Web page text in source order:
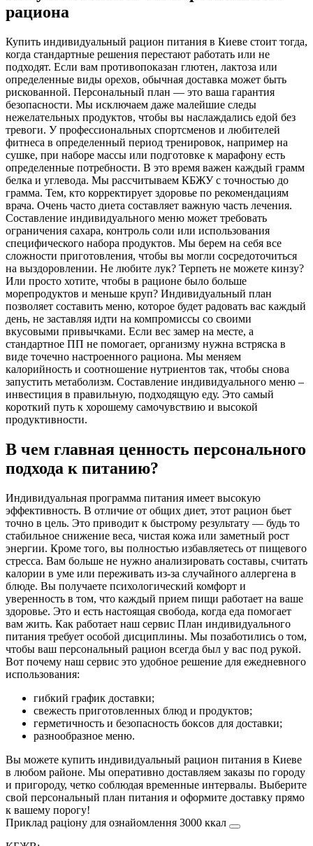
рациона
Купить индивидуальный рацион питания в Киеве стоит тогда,
когда стандартные решения перестают работать или не
подходят. Если вам противопоказан глютен, лактоза или
определенные виды орехов, обычная доставка может быть
рискованной. Персональный план — это ваша гарантия
безопасности. Мы исключаем даже малейшие следы
нежелательных продуктов, чтобы вы наслаждались едой без
тревоги. У профессиональных спортсменов и любителей
фитнеса в определенный период тренировок, например на
сушке, при наборе массы или подготовке к марафону есть
определенные потребности. В это время важен каждый грамм
белка и углевода. Мы рассчитываем КБЖУ с точностью до
грамма. Тем, кто корректирует здоровье по рекомендациям
врача. Очень часто диета составляет важную часть лечения.
Составление индивидуального меню может требовать
ограничения сахара, контроль соли или использования
специфического набора продуктов. Мы берем на себя все
сложности приготовления, чтобы вы могли сосредоточиться
на выздоровлении. Не любите лук? Терпеть не можете кинзу?
Или просто хотите, чтобы в рационе было больше
морепродуктов и меньше круп? Индивидуальный план
позволяет составить меню, которое будет радовать вас каждый
день, не заставляя идти на компромиссы со своими
вкусовыми привычками. Если вес замер на месте, а
стандартное ПП не помогает, организму нужна встряска в
виде точечно настроенного рациона. Мы меняем
калорийность и соотношение нутриентов так, чтобы снова
запустить метаболизм. Составление индивидуального меню –
инвестиция в правильную, подходящую еду. Это самый
короткий путь к хорошему самочувствию и высокой
продуктивности.
В чем главная ценность персонального
подхода к питанию?
Индивидуальная программа питания имеет высокую
эффективность. В отличие от общих диет, этот рацион бьет
точно в цель. Это приводит к быстрому результату — будь то
стабильное снижение веса, чистая кожа или заметный рост
энергии. Кроме того, вы полностью избавляетесь от пищевого
стресса. Вам больше не нужно анализировать составы, считать
калории в уме или переживать из-за случайного аллергена в
блюде. Вы получаете психологический комфорт и
уверенность в том, что каждый прием пищи работает на ваше
здоровье. Это и есть настоящая свобода, когда еда помогает
вам жить. Как работает наш сервис План индивидуального
питания требует особой дисциплины. Мы позаботились о том,
чтобы ваш персональный рацион всегда был у вас под рукой.
Вот почему наш сервис это удобное решение для ежедневного
использования:
гибкий график доставки;
свежесть приготовленных блюд и продуктов;
герметичность и безопасность боксов для доставки;
разнообразное меню.
Вы можете купить индивидуальный рацион питания в Киеве
в любом районе. Мы оперативно доставляем заказы по городу
и пригороду, четко соблюдая временные интервалы. Выберите
свой персональный план питания и оформите доставку прямо
к вашему порогу!
Приклад раціону для ознайомлення 3000 ккал